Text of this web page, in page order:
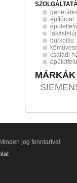
építőipar
burkolás
családi
MÁRKÁK
jog fenntartva!